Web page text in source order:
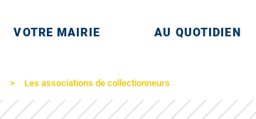
située dans le département de
VOTRE MAIRIE AU QUOTIDIEN
Les associations de collectionneurs